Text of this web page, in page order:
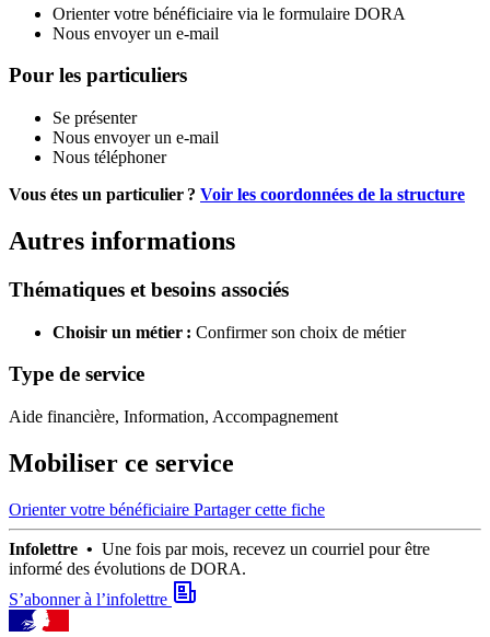
Orienter votre bénéficiaire via le formulaire DORA
Nous envoyer un e-mail
Pour les particuliers
Se présenter
Nous envoyer un e-mail
Nous téléphoner
Vous étes un particulier ? Voir les coordonnées de la structure
Autres informations
Thématiques et besoins associés
Choisir un métier : Confirmer son choix de métier
Type de service
Aide financière, Information, Accompagnement
Mobiliser ce service
Orienter votre bénéficiaire Partager cette fiche
Infolettre • Une fois par mois, recevez un courriel pour être
informé des évolutions de DORA.
S’abonner à l’infolettre